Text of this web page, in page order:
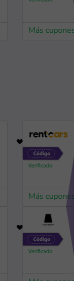
Más
Más